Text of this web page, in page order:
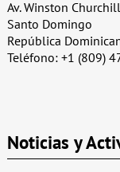
Av. Winston
Santo Domingo
República
Teléfono: +1 (809)
Noticias y